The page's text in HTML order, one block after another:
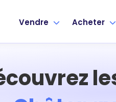
Vendre Acheter